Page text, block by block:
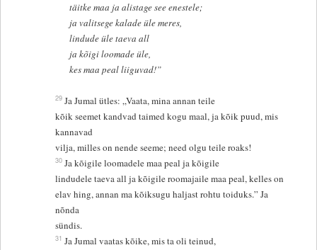
täitke maa ja alistage see enestele;
ja valitsege kalade üle meres,
lindude üle taeva all
ja kõigi loomade üle,
kes maa peal liiguvad!”
29 Ja Jumal ütles: „Vaata, mina annan teile
kõik seemet kandvad taimed kogu maal, ja kõik puud, mis
kannavad
vilja, milles on nende seeme; need olgu teile roaks!
30 Ja kõigile loomadele maa peal ja kõigile
lindudele taeva all ja kõigile roomajaile maa peal, kelles on
elav hing, annan ma kõiksugu haljast rohtu toiduks.” Ja
nõnda
sündis.
31 Ja Jumal vaatas kõike, mis ta oli teinud,